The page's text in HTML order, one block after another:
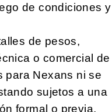
de condiciones y
de pesos,
o comercial de
para Nexans ni se
sujetos a una
formal o previa,